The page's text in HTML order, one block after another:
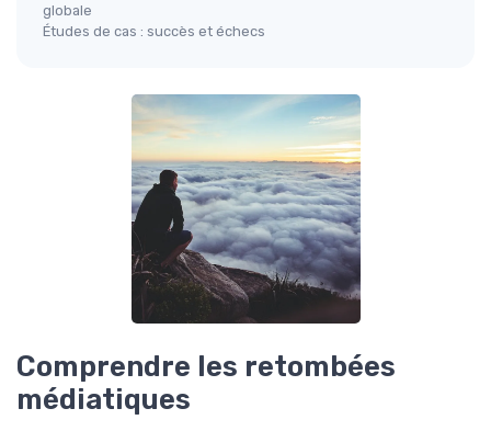
globale
Études de cas : succès et échecs
Comprendre les retombées
médiatiques